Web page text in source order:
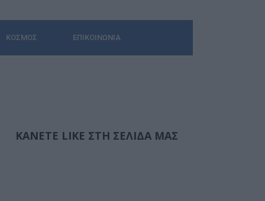
ΚΌΣΜΟΣ ΕΠΙΚΟΙΝΩΝΊΑ
ΚΆΝΕΤΕ LIKE ΣΤΗ ΣΕΛΊΔΑ ΜΑΣ